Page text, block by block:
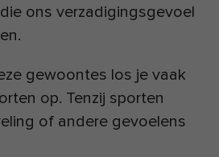
ons verzadigingsgevoel
gewoontes los je vaak
op. Tenzij sporten
of andere gevoelens